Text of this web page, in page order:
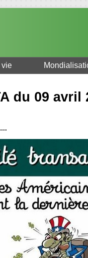
vie
du 09 avril